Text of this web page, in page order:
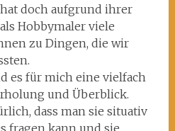
doch aufgrund ihrer
Hobbymaler viele
zu Dingen, die wir
es für mich eine vielfach
und Überblick.
dass man sie situativ
fragen kann und sie